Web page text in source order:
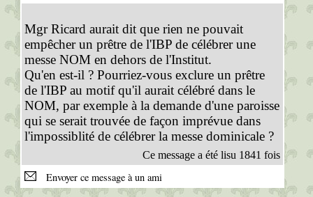
Mgr Ricard aurait dit que rien ne pouvait
empêcher un prêtre de l'IBP de célébrer une
messe NOM en dehors de l'Institut.
Qu'en est-il ? Pourriez-vous exclure un prêtre
de l'IBP au motif qu'il aurait célébré dans le
NOM, par exemple à la demande d'une paroisse
qui se serait trouvée de façon imprévue dans
l'impossiblité de célébrer la messe dominicale ?
Ce message a été lisu 1841 fois
Envoyer ce message à un ami